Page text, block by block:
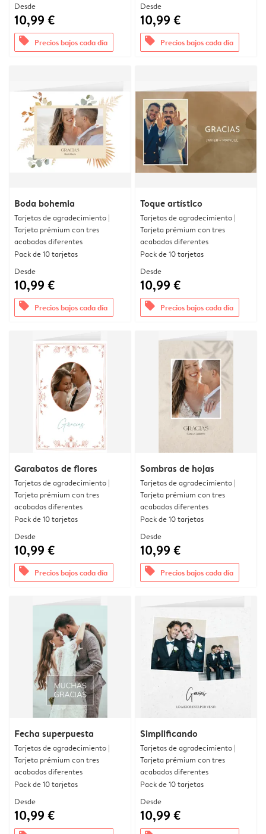
Desde
10,99 €
offers Precios bajos cada día
Desde
10,99 €
offers Precios bajos cada día
Boda bohemia
Tarjetas de agradecimiento |
Tarjeta prémium con tres
acabados diferentes
Pack de 10 tarjetas
Desde
10,99 €
offers Precios bajos cada día
Toque artístico
Tarjetas de agradecimiento |
Tarjeta prémium con tres
acabados diferentes
Pack de 10 tarjetas
Desde
10,99 €
offers Precios bajos cada día
Garabatos de flores
Tarjetas de agradecimiento |
Tarjeta prémium con tres
acabados diferentes
Pack de 10 tarjetas
Desde
10,99 €
offers Precios bajos cada día
Sombras de hojas
Tarjetas de agradecimiento |
Tarjeta prémium con tres
acabados diferentes
Pack de 10 tarjetas
Desde
10,99 €
offers Precios bajos cada día
Fecha superpuesta
Tarjetas de agradecimiento |
Tarjeta prémium con tres
acabados diferentes
Pack de 10 tarjetas
Desde
10,99 €
Simplificando
Tarjetas de agradecimiento |
Tarjeta prémium con tres
acabados diferentes
Pack de 10 tarjetas
Desde
10,99 €